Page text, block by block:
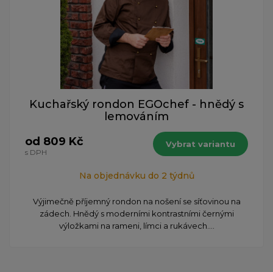
Kuchařský rondon EGOchef - hnědý s
lemováním
od 809 Kč
s DPH
Vybrat variantu
Na objednávku do 2 týdnů
Výjimečně příjemný rondon na nošení se síťovinou na
zádech. Hnědý s moderními kontrastními černými
výložkami na rameni, límci a rukávech....